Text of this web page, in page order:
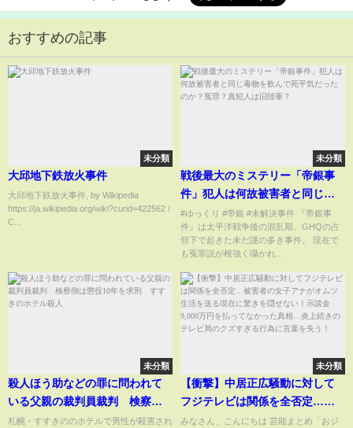
おすすめの記事
未分類
大邱地下鉄放火事件
大邱地下鉄放火事件, by Wikipedia
https://ja.wikipedia.org/wiki?curid=422562 /
C...
未分類
戦後最大のミステリー「帝銀事
件」犯人は何故被害者と同じ毒
物を飲んで死平気だったのか？
冤罪？真犯人は旧陸軍？
#ゆっくり #帝銀 #未解決事件 『帝銀事
件』は太平洋戦争後の混乱期、GHQの占
領下で起きた未だ謎の多き事件。 現在で
も冤罪説が根強く囁かれ...
未分類
殺人ほう助などの罪に問われて
いる父親の裁判員裁判 検察側
は懲役10年を求刑 すすきのホ
札幌・すすきののホテルで男性が殺害され
未分類
【衝撃】中居正広騒動に対して
フジテレビは関係を全否定…被
害者の女子アナがオムツ生活を
みなさん、こんにちは 芸能まとめ「おジ